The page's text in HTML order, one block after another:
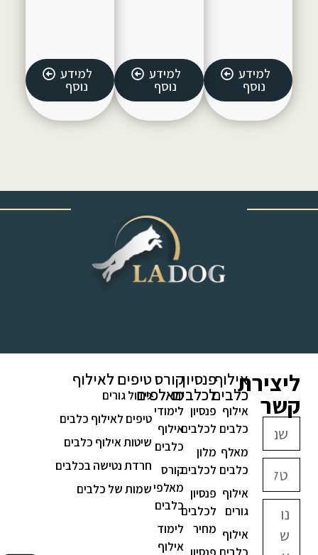
למידע
נוסף
למידע
נוסף
למידע
נוסף
ליצירת
קשר
אילוף
כלבים
אילוף
כלבים
מאלף
כלבים
אילוף
גורים
אילוף
פנסיון
לכלבים
פנסיון
לכלבים
מלון
לכלבים
פנסיון
לכלבים
מחיר
קורס
מאלפים
לימודי
אילוף
כלבים
קורס
מאלפי
כלבים
לימוד
אילוף
טיפים לאילוף
גידול גורים
טיפים לאילוף כלבים
שיטות אילוף כלבים
חרדת נטישה בכלבים
שמות של כלבים